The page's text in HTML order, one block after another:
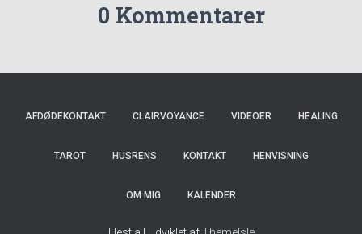
0 Kommentarer
AFDØDEKONTAKT CLAIRVOYANCE VIDEOER HEALING
TAROT HUSRENS KONTAKT HENVISNING
OM MIG KALENDER